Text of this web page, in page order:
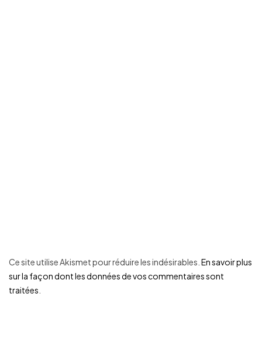
Ce site utilise Akismet pour réduire les indésirables. En savoir plus
sur la façon dont les données de vos commentaires sont
traitées